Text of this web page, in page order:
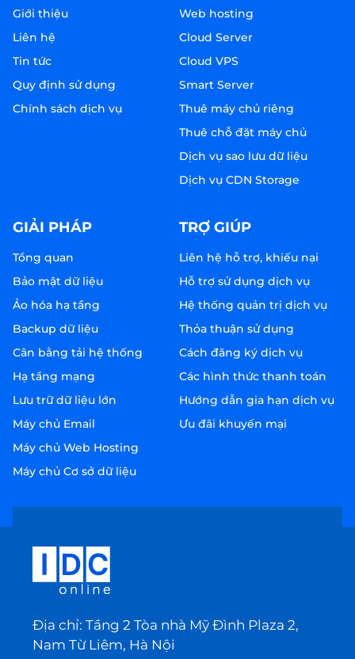
Giới thiệu
Liên hệ
Tin tức
Quy định sử dụng
Chính sách dịch vụ
Web hosting
Cloud Server
Cloud VPS
Smart Server
Thuê máy chủ riêng
Thuê chỗ đặt máy chủ
Dịch vụ sao lưu dữ liệu
Dịch vụ CDN Storage
GIẢI PHÁP
Tổng quan
Bảo mật dữ liệu
Ảo hóa hạ tầng
Backup dữ liệu
Cân bằng tải hệ thống
Hạ tầng mạng
Lưu trữ dữ liệu lớn
Máy chủ Email
Máy chủ Web Hosting
Máy chủ Cơ sở dữ liệu
TRỢ GIÚP
Liên hệ hỗ trợ, khiếu nại
Hỗ trợ sử dụng dịch vụ
Hệ thống quản trị dịch vụ
Thỏa thuận sử dụng
Cách đăng ký dịch vụ
Các hình thức thanh toán
Hướng dẫn gia hạn dịch vụ
Ưu đãi khuyến mại
Địa chỉ: Tầng 2 Tòa nhà Mỹ Đình Plaza 2,
Nam Từ Liêm, Hà Nội